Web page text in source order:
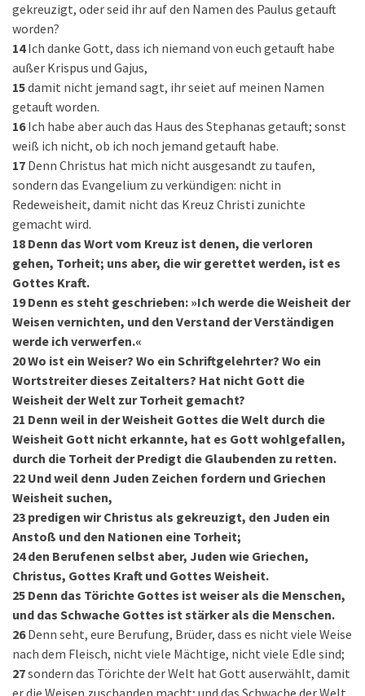
gekreuzigt, oder seid ihr auf den Namen des Paulus getauft
worden?
14 Ich danke Gott, dass ich niemand von euch getauft habe
außer Krispus und Gajus,
15damit nicht jemand sagt, ihr seiet auf meinen Namen
getauft worden.
16 Ich habe aber auch das Haus des Stephanas getauft; sonst
weiß ich nicht, ob ich noch jemand getauft habe.
17 Denn Christus hat mich nicht ausgesandt zu taufen,
sondern das Evangelium zu verkündigen: nicht in
Redeweisheit, damit nicht das Kreuz Christi zunichte
gemacht wird.
18 Denn das Wort vom Kreuz ist denen, die verloren
gehen, Torheit; uns aber, die wir gerettet werden, ist es
Gottes Kraft.
19 Denn es steht geschrieben: »Ich werde die Weisheit der
Weisen vernichten, und den Verstand der Verständigen
werde ich verwerfen.«
20Wo ist ein Weiser? Wo ein Schriftgelehrter? Wo ein
Wortstreiter dieses Zeitalters? Hat nicht Gott die
Weisheit der Welt zur Torheit gemacht?
21 Denn weil in der Weisheit Gottes die Welt durch die
Weisheit Gott nicht erkannte, hat es Gott wohlgefallen,
durch die Torheit der Predigt die Glaubenden zu retten.
22 Und weil denn Juden Zeichen fordern und Griechen
Weisheit suchen,
23 predigen wir Christus als gekreuzigt, den Juden ein
Anstoß und den Nationen eine Torheit;
24 den Berufenen selbst aber, Juden wie Griechen,
Christus, Gottes Kraft und Gottes Weisheit.
25 Denn das Törichte Gottes ist weiser als die Menschen,
und das Schwache Gottes ist stärker als die Menschen.
26 Denn seht, eure Berufung, Brüder, dass es nicht viele Weise
nach dem Fleisch, nicht viele Mächtige, nicht viele Edle sind;
27sondern das Törichte der Welt hat Gott auserwählt, damit
er die Weisen zuschanden macht; und das Schwache der Welt